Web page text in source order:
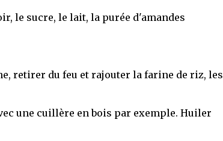
le sucre, le lait, la purée d'amandes
retirer du feu et rajouter la farine de riz, les
une cuillère en bois par exemple. Huiler